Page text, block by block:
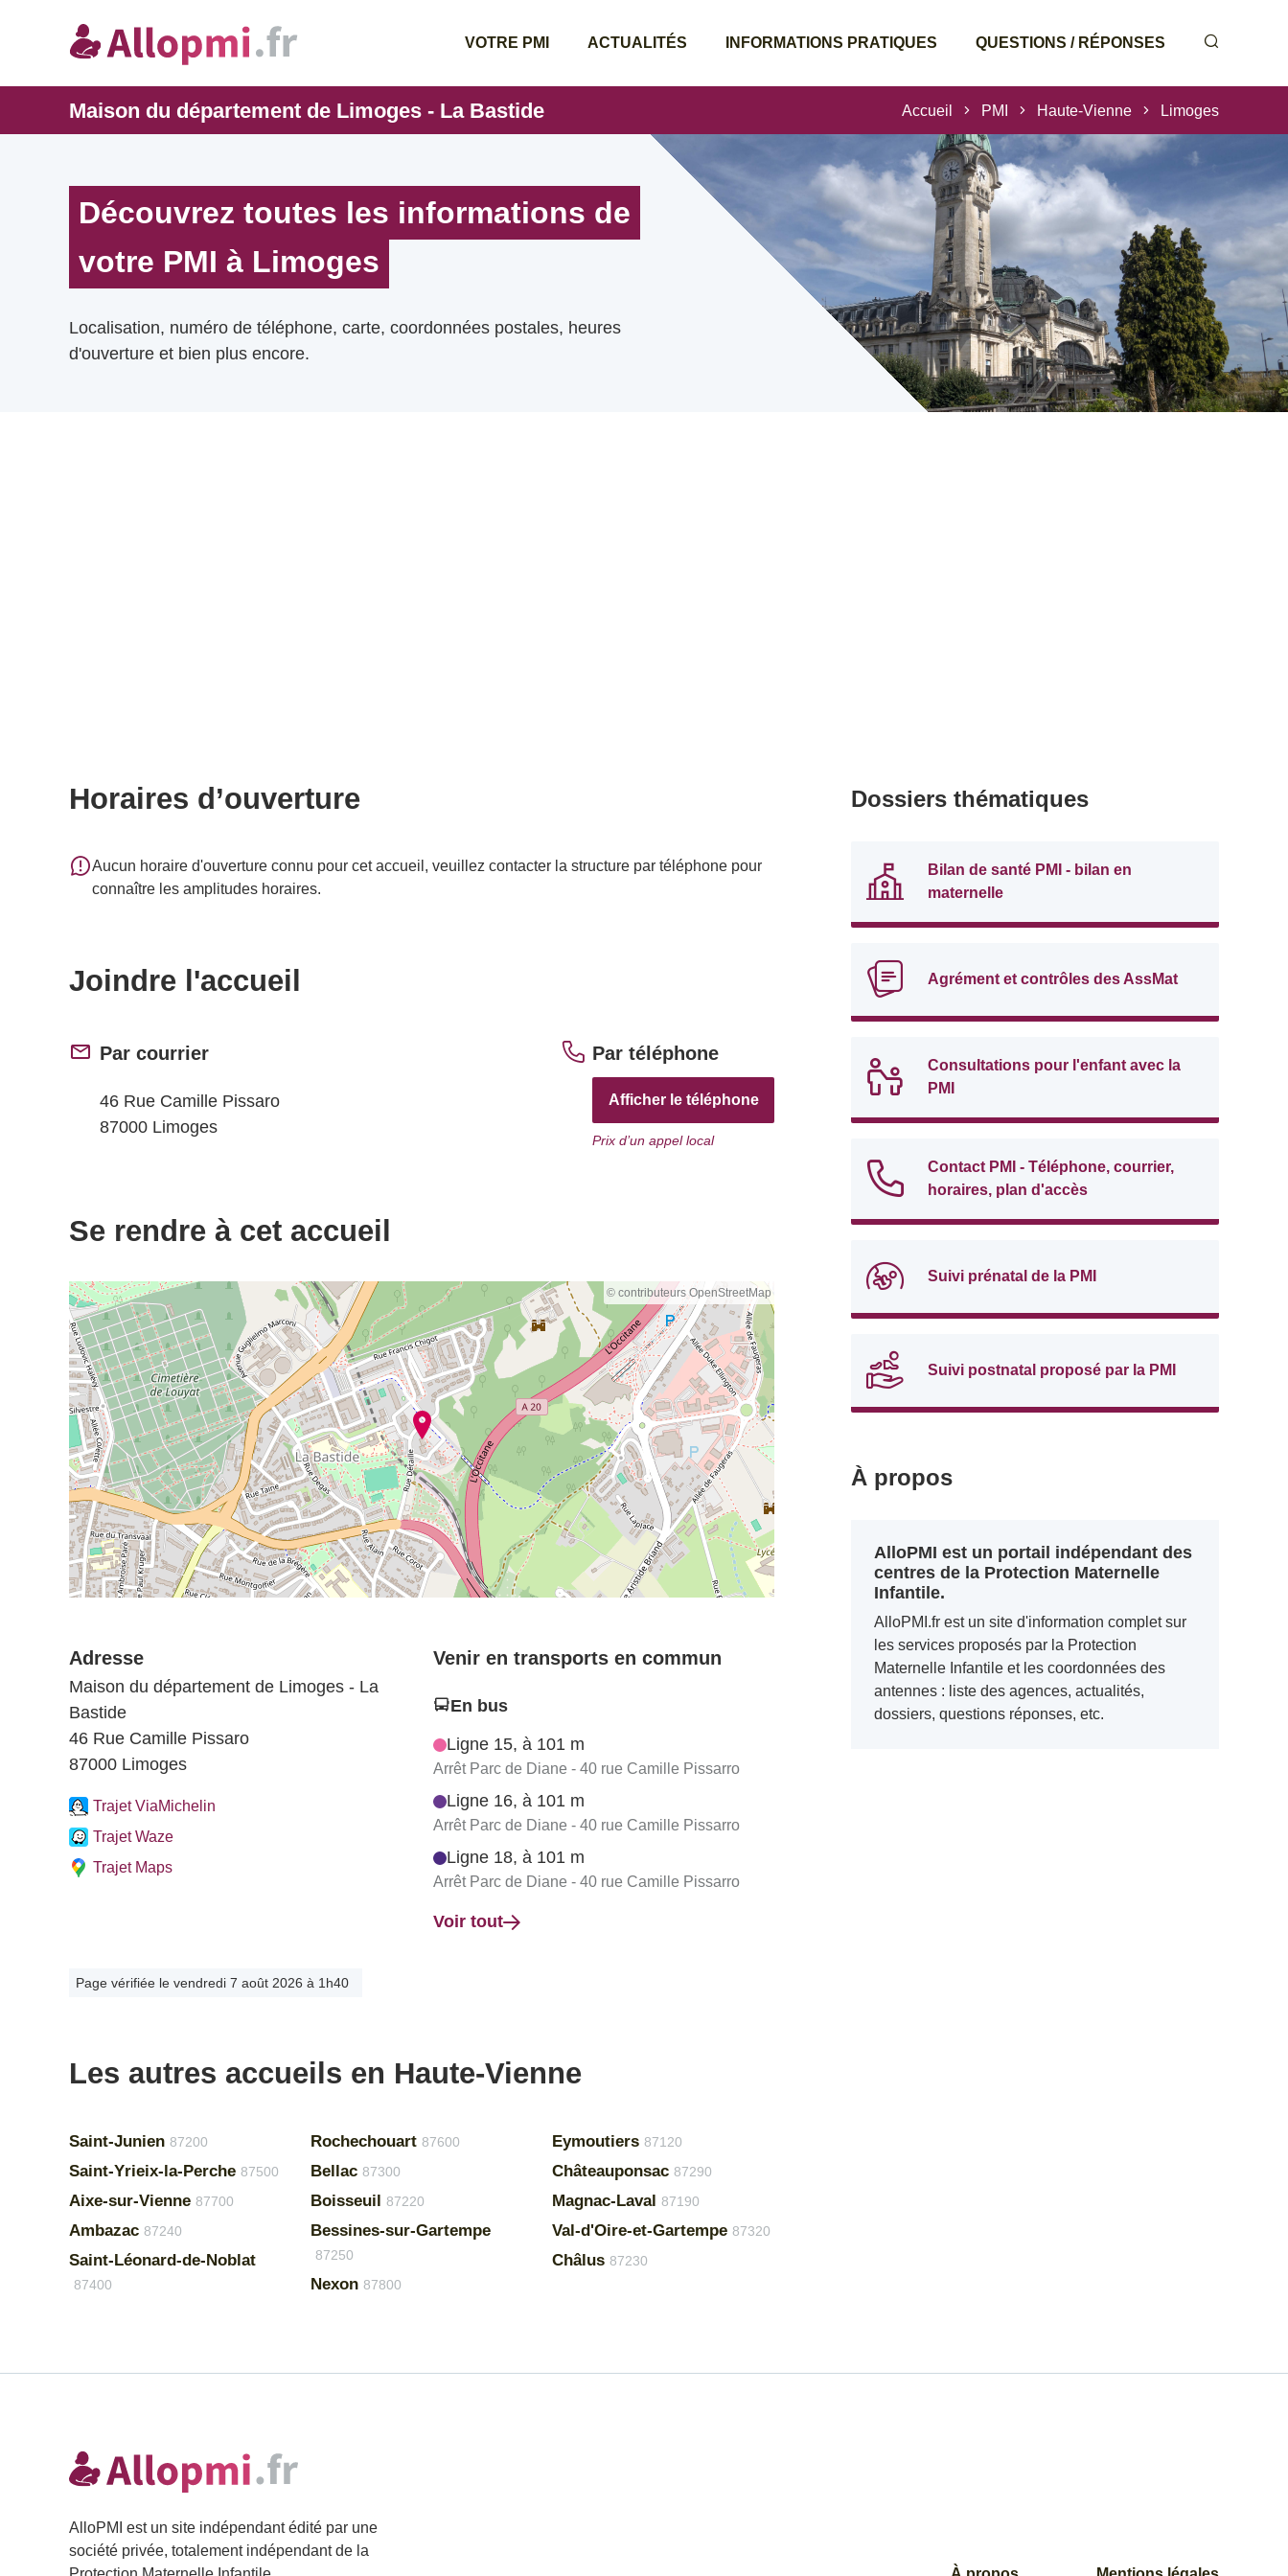
VOTRE PMI ACTUALITÉS INFORMATIONS PRATIQUES QUESTIONS / RÉPONSES
Maison du département de Limoges - La Bastide Accueil PMI Haute-Vienne Limoges
Découvrez toutes les informations de
votre PMI à Limoges
Localisation, numéro de téléphone, carte, coordonnées postales, heures
d'ouverture et bien plus encore.
Horaires d’ouverture
Aucun horaire d'ouverture connu pour cet accueil, veuillez contacter la structure par téléphone pour
connaître les amplitudes horaires.
Joindre l'accueil
Par courrier
46 Rue Camille Pissaro
87000 Limoges
Par téléphone
Afficher le téléphone
Prix d’un appel local
Se rendre à cet accueil
© contributeurs OpenStreetMap
Adresse
Maison du département de Limoges - La
Bastide
46 Rue Camille Pissaro
87000 Limoges
Trajet ViaMichelin
Trajet Waze
Trajet Maps
Venir en transports en commun
En bus
Ligne 15, à 101 m
Arrêt Parc de Diane - 40 rue Camille Pissarro
Ligne 16, à 101 m
Arrêt Parc de Diane - 40 rue Camille Pissarro
Ligne 18, à 101 m
Arrêt Parc de Diane - 40 rue Camille Pissarro
Voir tout
Page vérifiée le vendredi 7 août 2026 à 1h40
Les autres accueils en Haute-Vienne
Saint-Junien 87200
Saint-Yrieix-la-Perche 87500
Aixe-sur-Vienne 87700
Ambazac 87240
Saint-Léonard-de-Noblat
87400
Rochechouart 87600
Bellac 87300
Boisseuil 87220
Bessines-sur-Gartempe
87250
Nexon 87800
Eymoutiers 87120
Châteauponsac 87290
Magnac-Laval 87190
Val-d'Oire-et-Gartempe 87320
Châlus 87230
Dossiers thématiques
Bilan de santé PMI - bilan en
maternelle
Agrément et contrôles des AssMat
Consultations pour l'enfant avec la
PMI
Contact PMI - Téléphone, courrier,
horaires, plan d'accès
Suivi prénatal de la PMI
Suivi postnatal proposé par la PMI
À propos
AlloPMI est un portail indépendant des
centres de la Protection Maternelle
Infantile.
AlloPMI.fr est un site d'information complet sur
les services proposés par la Protection
Maternelle Infantile et les coordonnées des
antennes : liste des agences, actualités,
dossiers, questions réponses, etc.
AlloPMI est un site indépendant édité par une
société privée, totalement indépendant de la